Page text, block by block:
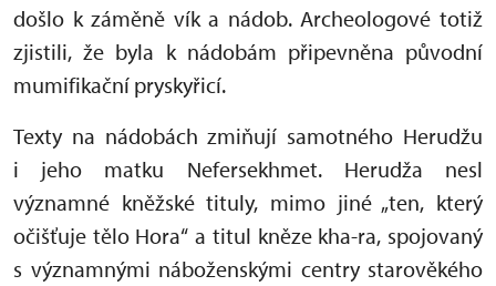
došlo k záměně vík a nádob. Archeologové totiž
zjistili, že byla k nádobám připevněna původní
mumifikační pryskyřicí.
Texty na nádobách zmiňují samotného Herudžu
i jeho matku Nefersekhmet. Herudža nesl
významné kněžské tituly, mimo jiné „ten, který
očišťuje tělo Hora“ a titul kněze kha-ra, spojovaný
s významnými náboženskými centry starověkého